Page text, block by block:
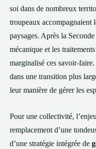
soi dans de nombreux
troupeaux accompagnaient
paysages. Après la
mécanique et les
marginalisé ces savoir-
dans une transition plus
leur manière de gérer les
Pour une collectivité,
remplacement d’une
d’une stratégie intégrée de